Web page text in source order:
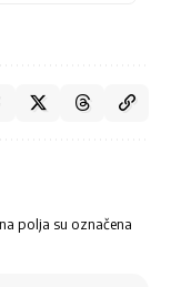
polja su označena